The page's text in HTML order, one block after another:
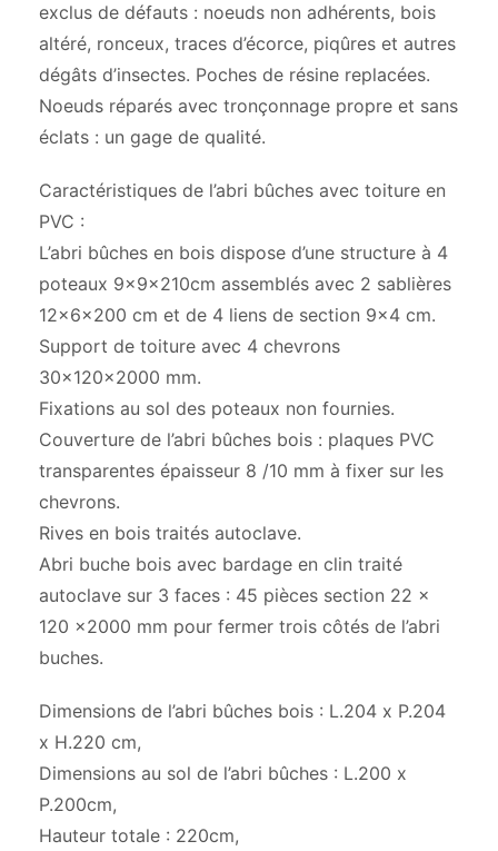
exclus de défauts : noeuds non adhérents, bois
altéré, ronceux, traces d’écorce, piqûres et autres
dégâts d’insectes. Poches de résine replacées.
Noeuds réparés avec tronçonnage propre et sans
éclats : un gage de qualité.
Caractéristiques de l’abri bûches avec toiture en
PVC :
L’abri bûches en bois dispose d’une structure à 4
poteaux 9x9x210cm assemblés avec 2 sablières
12x6x200 cm et de 4 liens de section 9×4 cm.
Support de toiture avec 4 chevrons
30x120x2000 mm.
Fixations au sol des poteaux non fournies.
Couverture de l’abri bûches bois : plaques PVC
transparentes épaisseur 8 /10 mm à fixer sur les
chevrons.
Rives en bois traités autoclave.
Abri buche bois avec bardage en clin traité
autoclave sur 3 faces : 45 pièces section 22 x
120 x2000 mm pour fermer trois côtés de l’abri
buches.
Dimensions de l’abri bûches bois : L.204 x P.204
x H.220 cm,
Dimensions au sol de l’abri bûches : L.200 x
P.200cm,
Hauteur totale : 220cm,